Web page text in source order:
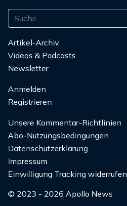
Artikel-Archiv
Videos & Podcasts
Newsletter
Anmelden
Registrieren
Unsere Kommentar-Richtlinien
Abo-Nutzungsbedingungen
Datenschutzerklärung
Impressum
Einwilligung Tracking widerrufen
© 2023 - 2026 Apollo News